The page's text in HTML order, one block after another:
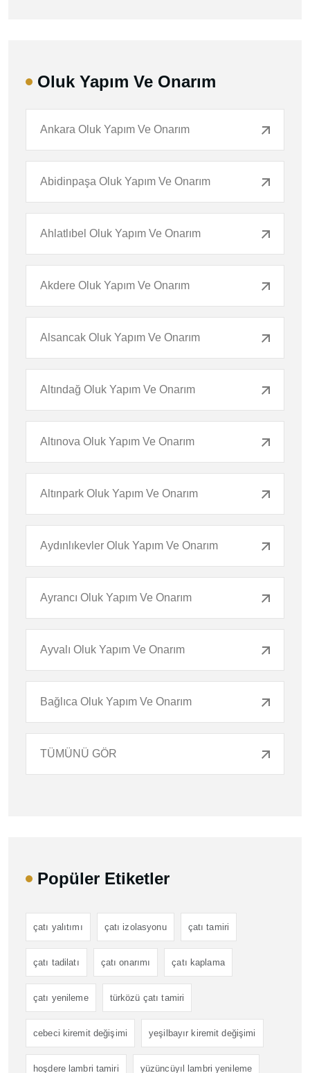
Oluk Yapım Ve Onarım
Ankara Oluk Yapım Ve Onarım
Abidinpaşa Oluk Yapım Ve Onarım
Ahlatlıbel Oluk Yapım Ve Onarım
Akdere Oluk Yapım Ve Onarım
Alsancak Oluk Yapım Ve Onarım
Altındağ Oluk Yapım Ve Onarım
Altınova Oluk Yapım Ve Onarım
Altınpark Oluk Yapım Ve Onarım
Aydınlıkevler Oluk Yapım Ve Onarım
Ayrancı Oluk Yapım Ve Onarım
Ayvalı Oluk Yapım Ve Onarım
Bağlıca Oluk Yapım Ve Onarım
TÜMÜNÜ GÖR
Popüler Etiketler
çatı yalıtımı çatı izolasyonu çatı tamiri
çatı tadilatı çatı onarımı çatı kaplama
çatı yenileme türközü çatı tamiri
cebeci kiremit değişimi yeşilbayır kiremit değişimi
hoşdere lambri tamiri yüzüncüyıl lambri yenileme